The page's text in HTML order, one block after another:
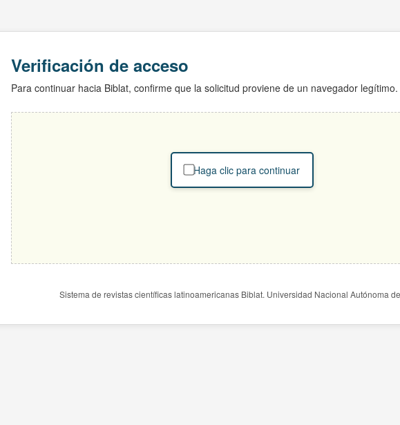
Verificación de acceso
Para continuar hacia Biblat, confirme que la solicitud proviene de un navegador legítimo.
Haga clic para continuar
Sistema de revistas científicas latinoamericanas Biblat. Universidad Nacional Autónoma